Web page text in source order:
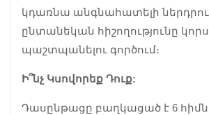
կդառնա անգնահատելի
ընտանեկան հիշողությունը
պաշտպանելու գործում։
Ի՞նչ Կսովորեք Դուք:
Դասընթացը բաղկացած է 6